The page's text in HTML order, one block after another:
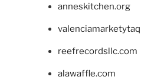
anneskitchen.org
reefrecordsllc.com
alawaffle.com